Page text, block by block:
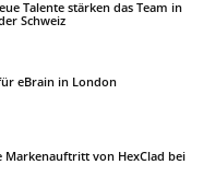
Talente stärken das Team in
Schweiz
eBrain in London
Markenauftritt von HexClad bei